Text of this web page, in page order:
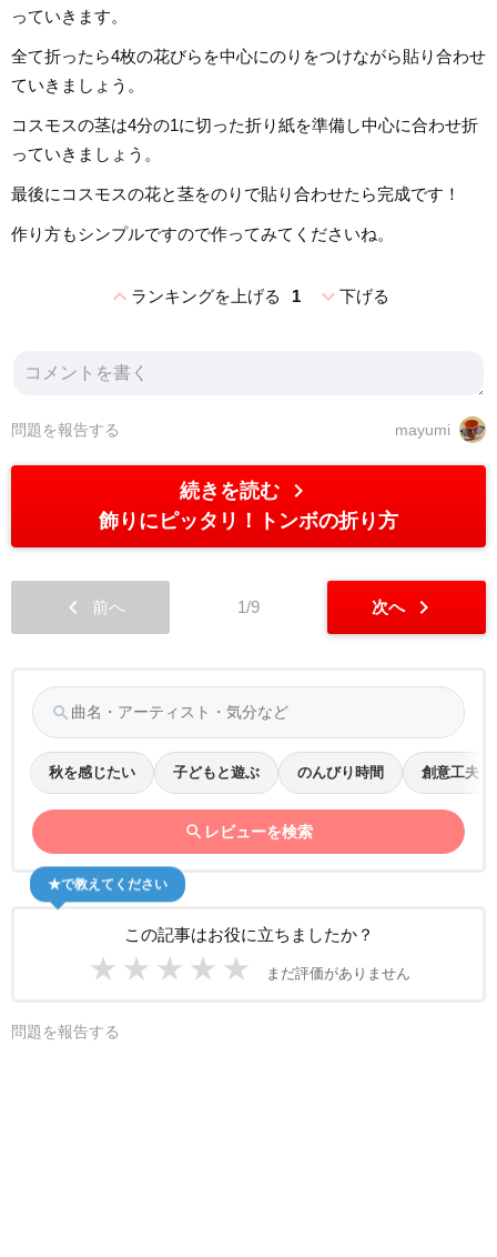
っていきます。
全て折ったら4枚の花びらを中心にのりをつけながら貼り合わせ
ていきましょう。
コスモスの茎は4分の1に切った折り紙を準備し中心に合わせ折
っていきましょう。
最後にコスモスの花と茎をのりで貼り合わせたら完成です！
作り方もシンプルですので作ってみてくださいね。
expand_lessランキングを上げる 1 expand_more下げる
mayumi
問題を報告する
続きを読む chevron_right
飾りにピッタリ！トンボの折り方
chevron_left 前へ 1/9 次へ chevron_right
search
秋を感じたい 子どもと遊ぶ のんびり時間 創意工夫
search レビューを検索
この記事はお役に立ちましたか？
★ ★ ★ ★ ★ まだ評価がありません
★で教えてください
問題を報告する